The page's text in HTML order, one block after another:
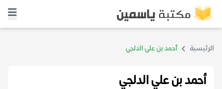
الرئيسية أحمد بن علي الدلجي
أحمد بن علي الدلجي